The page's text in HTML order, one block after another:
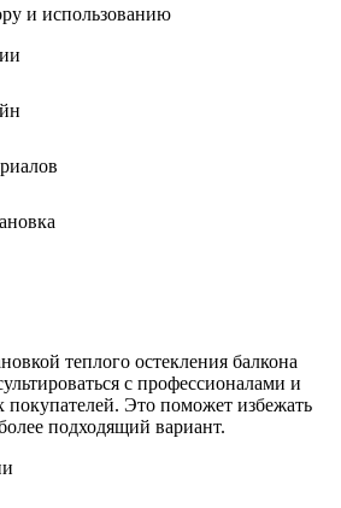
и использованию
теплого остекления балкона
с профессионалами и
покупателей. Это поможет избежать
подходящий вариант.